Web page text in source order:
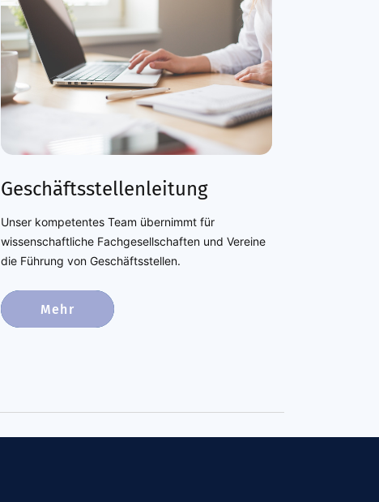
Geschäftsstellenleitung
Unser kompetentes Team übernimmt für
wissenschaftliche Fachgesellschaften und Vereine
die Führung von Geschäftsstellen.
Mehr